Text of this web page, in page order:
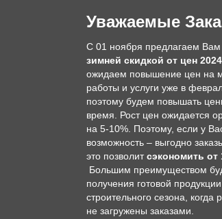
Уважаемые
С 01 ноября предлагаем Вам
зимней скидкой от цен
ожидаем повышение цен на
работы и услуги уже в
поэтому будем повышать
время. Рост цен ожидается
на 5-10%. Поэтому, если у
возможность – выгодно
это позволитсэкономить от
Большим преимуществом
получения готовой
строительного сезона, когда
не загружены заказами.